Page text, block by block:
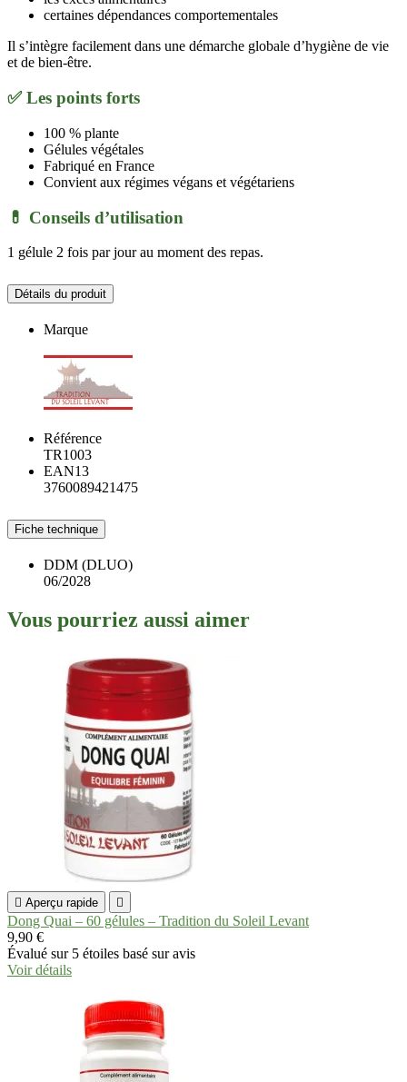
certaines dépendances comportementales
Il s’intègre facilement dans une démarche globale d’hygiène de vie
et de bien-être.
✅ Les points forts
100 % plante
Gélules végétales
Fabriqué en France
Convient aux régimes végans et végétariens
💊 Conseils d’utilisation
1 gélule 2 fois par jour au moment des repas.
Détails du produit
Marque
Référence
TR1003
EAN13
3760089421475
Fiche technique
DDM (DLUO)
06/2028
Vous pourriez aussi aimer
 Aperçu rapide 
Dong Quai – 60 gélules – Tradition du Soleil Levant
9,90 €
Évalué sur 5 étoiles basé suravis
Voir détails